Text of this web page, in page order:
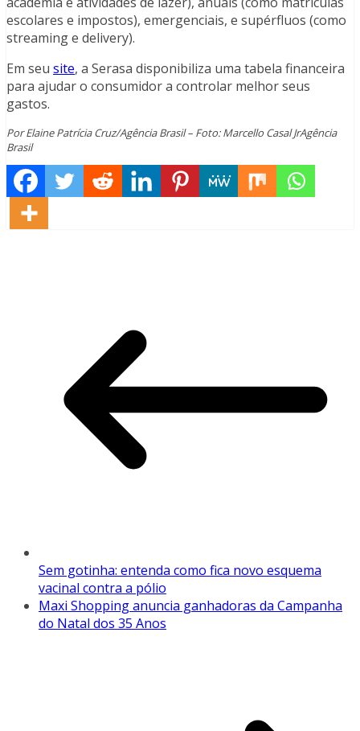
escolares e impostos), emergenciais, e supérfluos (como
streaming e delivery).
Em seu site, a Serasa disponibiliza uma tabela financeira
para ajudar o consumidor a controlar melhor seus
gastos.
Por Elaine Patrícia Cruz/Agência Brasil – Foto: Marcello Casal JrAgência
Brasil
Sem gotinha: entenda como fica novo esquema
vacinal contra a pólio
Maxi Shopping anuncia ganhadoras da Campanha
do Natal dos 35 Anos